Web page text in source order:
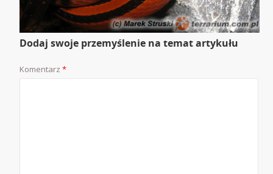
Dodaj swoje przemyślenie na temat artykułu
Komentarz*